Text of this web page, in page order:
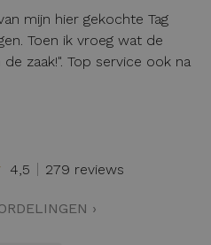
mijn hier gekochte Tag
Toen ik vroeg wat de
zaak!". Top service ook na
4,5 279 reviews
›